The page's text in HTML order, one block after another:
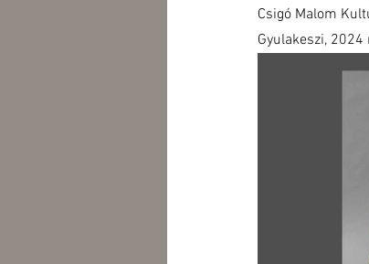
Csigó Malom
Gyulakeszi,